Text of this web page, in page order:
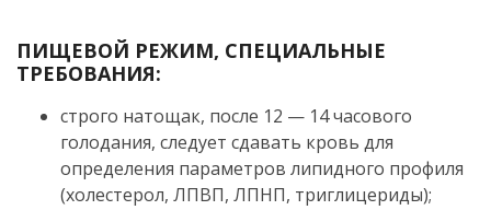
ПИЩЕВОЙ РЕЖИМ, СПЕЦИАЛЬНЫЕ
ТРЕБОВАНИЯ:
строго натощак, после 12 — 14 часового
голодания, следует сдавать кровь для
определения параметров липидного профиля
(холестерол, ЛПВП, ЛПНП, триглицериды);